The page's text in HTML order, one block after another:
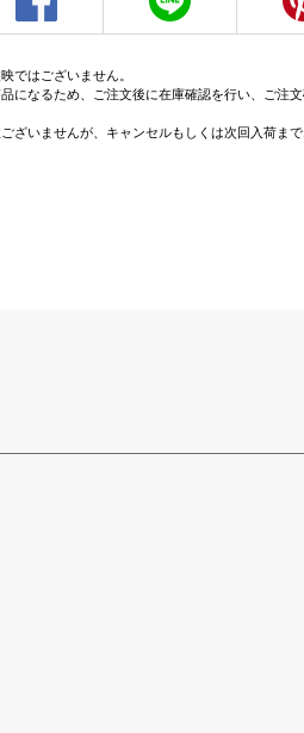
ではございません。
になるため、ご注文後に在庫確認を行い、ご注
ざいませんが、キャンセルもしくは次回入荷ま